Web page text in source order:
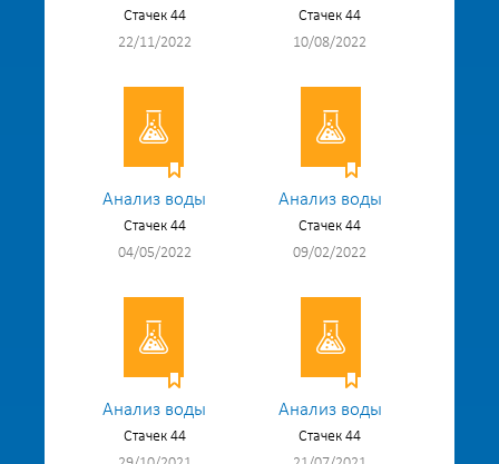
Стачек 44
22/11/2022
Стачек 44
10/08/2022
Анализ воды
Стачек 44
04/05/2022
Анализ воды
Стачек 44
09/02/2022
Анализ воды
Стачек 44
Анализ воды
Стачек 44